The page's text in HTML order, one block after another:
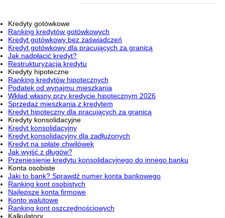
Kredyty gotówkowe
Ranking kredytów gotówkowych
Kredyt gotówkowy bez zaświadczeń
Kredyt gotówkowy dla pracujących za granicą
Jak nadpłacić kredyt?
Restrukturyzacja kredytu
Kredyty hipoteczne
Ranking kredytów hipotecznych
Podatek od wynajmu mieszkania
Wkład własny przy kredycie hipotecznym 2026
Sprzedaż mieszkania z kredytem
Kredyt hipoteczny dla pracujących za granicą
Kredyty konsolidacyjne
Kredyt konsolidacyjny
Kredyt konsolidacyjny dla zadłużonych
Kredyt na spłatę chwilówek
Jak wyjść z długów?
Przeniesienie kredytu konsolidacyjnego do innego banku
Konta osobiste
Jaki to bank? Sprawdź numer konta bankowego
Ranking kont osobistych
Najlepsze konta firmowe
Konto walutowe
Ranking kont oszczędnościowych
Kalkulatory